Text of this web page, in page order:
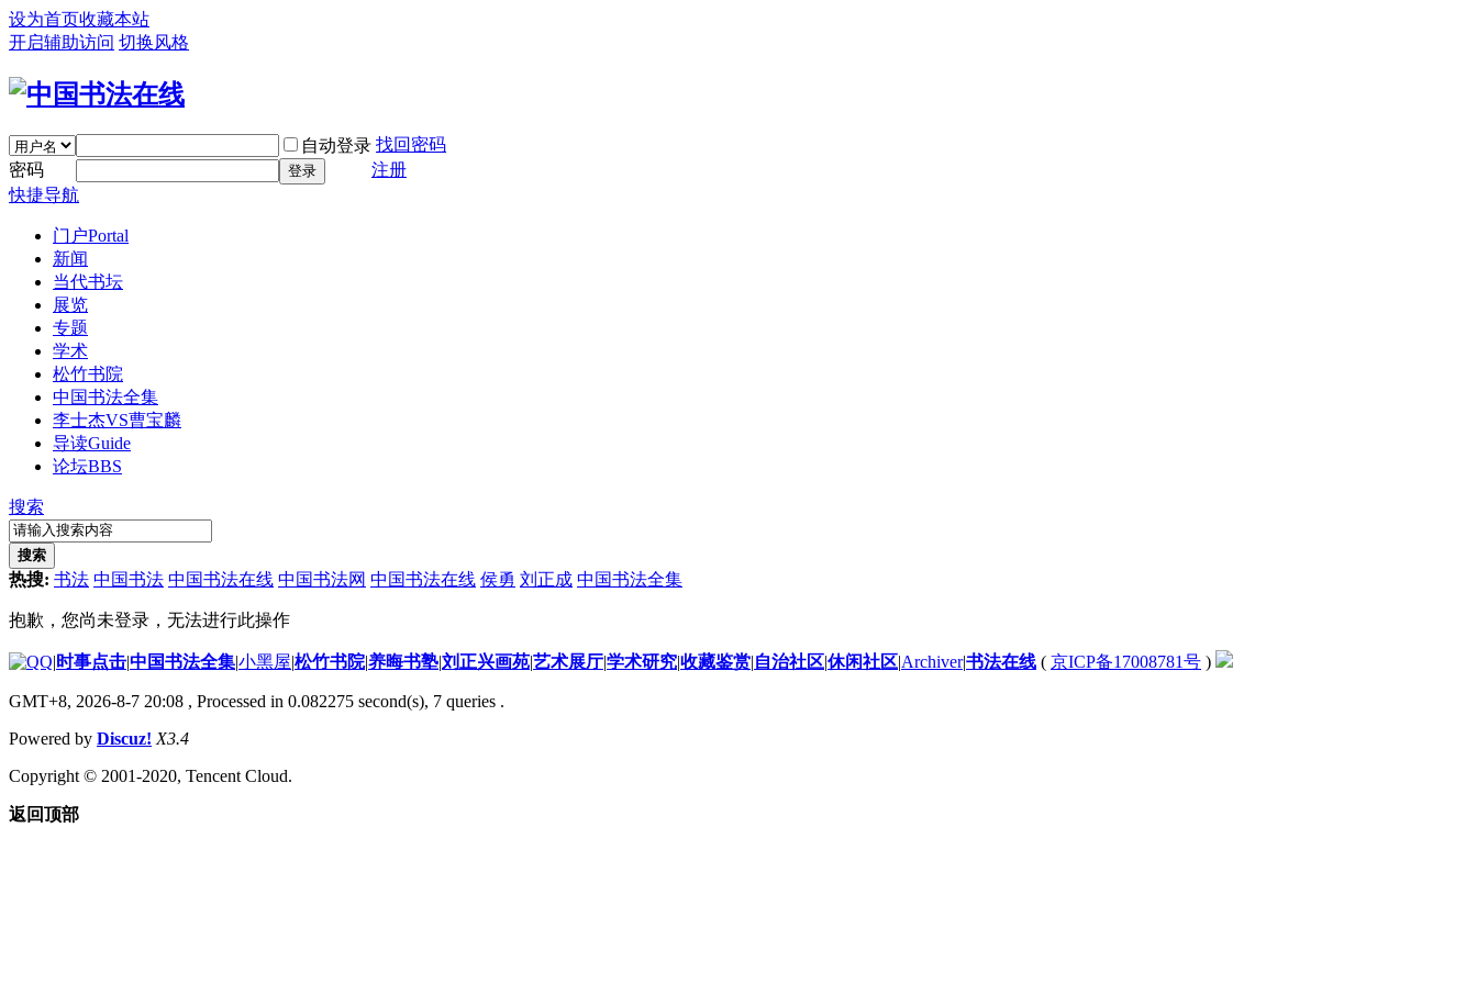
设为首页收藏本站
开启辅助访问 切换风格
自动登录 找回密码
密码
登录
注册
快捷导航
门户Portal
新闻
当代书坛
展览
专题
学术
松竹书院
中国书法全集
李士杰VS曹宝麟
导读Guide
论坛BBS
搜索
搜索
热搜: 书法 中国书法 中国书法在线 中国书法网 中国书法在线 侯勇 刘正成 中国书法全集
抱歉，您尚未登录，无法进行此操作
| 时事点击|中国书法全集|小黑屋|松竹书院|养晦书塾|刘正兴画苑|艺术展厅|学术研究|收藏鉴赏|自治社区|休闲社区|Archiver|书法在线 ( 京ICP备17008781号 )
GMT+8, 2026-8-7 20:08 , Processed in 0.082275 second(s), 7 queries .
Powered by Discuz! X3.4
Copyright © 2001-2020, Tencent Cloud.
返回顶部